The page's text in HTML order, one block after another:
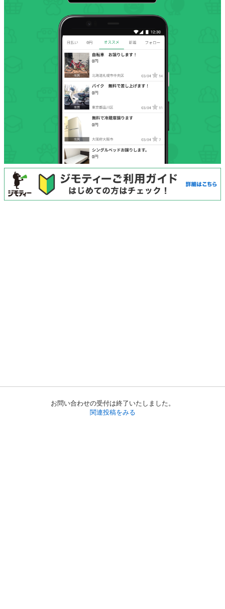
お問い合わせの受付は終了いたしました。
関連投稿をみる